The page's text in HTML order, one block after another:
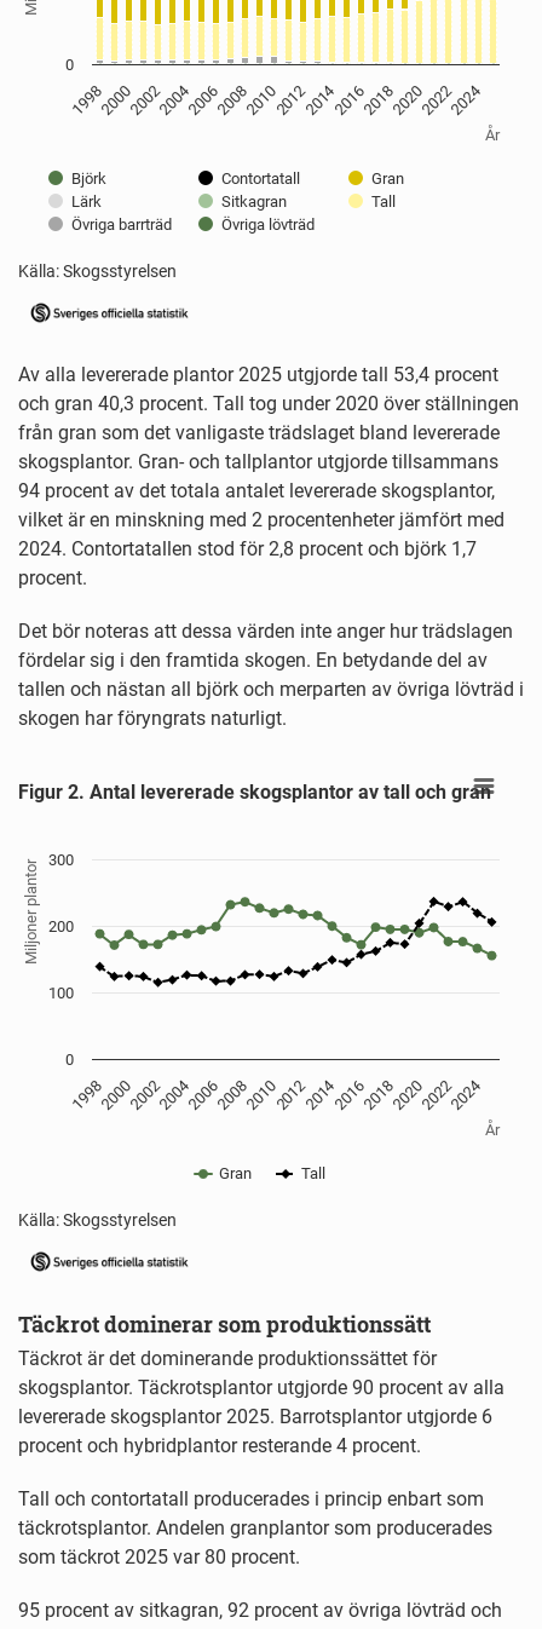
År
Källa: Skogsstyrelsen
Björk Contortatall
Gran
Lärk
Sitkagran
Tall
Övriga barrträd
Övriga lövträd
19982000200220042006200820102012201420162018202020222024
0
End of interactive chart.
Av alla levererade plantor 2025 utgjorde tall 53,4 procent
och gran 40,3 procent. Tall tog under 2020 över ställningen
från gran som det vanligaste trädslaget bland levererade
skogsplantor. Gran- och tallplantor utgjorde tillsammans
94 procent av det totala antalet levererade skogsplantor,
vilket är en minskning med 2 procentenheter jämfört med
2024. Contortatallen stod för 2,8 procent och björk 1,7
procent.
Det bör noteras att dessa värden inte anger hur trädslagen
fördelar sig i den framtida skogen. En betydande del av
tallen och nästan all björk och merparten av övriga lövträd i
skogen har föryngrats naturligt.
Figur 2. Antal levererade skogsplantor av tall och
Line chart with 2 lines.
The chart has 1 X axis displaying År.
The chart has 1 Y axis displaying Miljoner plantor. Data
År
Miljoner plantor
Figur 2. Antal levererade skogsplantor av tall och gran
Källa: Skogsstyrelsen
Gran Tall
19982000200220042006200820102012201420162018202020222024
0
100
200
300
End of interactive chart.
Täckrot dominerar som produktionssätt
Täckrot är det dominerande produktionssättet för
skogsplantor. Täckrotsplantor utgjorde 90 procent av alla
levererade skogsplantor 2025. Barrotsplantor utgjorde 6
procent och hybridplantor resterande 4 procent.
Tall och contortatall producerades i princip enbart som
täckrotsplantor. Andelen granplantor som producerades
som täckrot 2025 var 80 procent.
95 procent av sitkagran, 92 procent av övriga lövträd och